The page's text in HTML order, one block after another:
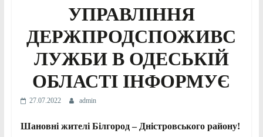
УПРАВЛІННЯ
ДЕРЖПРОДСПОЖИВС
ЛУЖБИ В ОДЕСЬКІЙ
ОБЛАСТІ ІНФОРМУЄ
27.07.2022 admin
Шановні жителі Білгород – Дністровськогорайону!